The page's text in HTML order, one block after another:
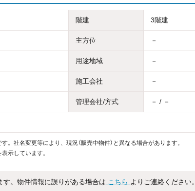
階建 3階建
主方位 －
用途地域 －
施工会社 －
管理会社/方式 － / －
。社名変更等により、現況（販売中物件）と異なる場合があります。
示しています。
。物件情報に誤りがある場合は こちら よりご連絡ください。